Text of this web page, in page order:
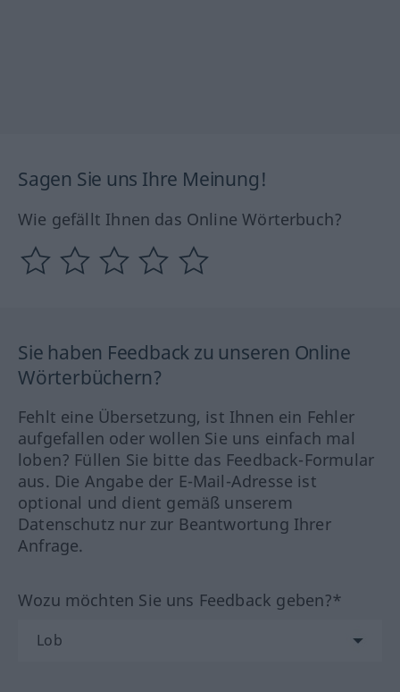
Sagen Sie uns Ihre Meinung!
Wie gefällt Ihnen das Online Wörterbuch?
Sie haben Feedback zu unseren Online
Wörterbüchern?
Fehlt eine Übersetzung, ist Ihnen ein Fehler
aufgefallen oder wollen Sie uns einfach mal
loben? Füllen Sie bitte das Feedback-Formular
aus. Die Angabe der E-Mail-Adresse ist
optional und dient gemäß unserem
Datenschutz nur zur Beantwortung Ihrer
Anfrage.
Wozu möchten Sie uns Feedback geben?*